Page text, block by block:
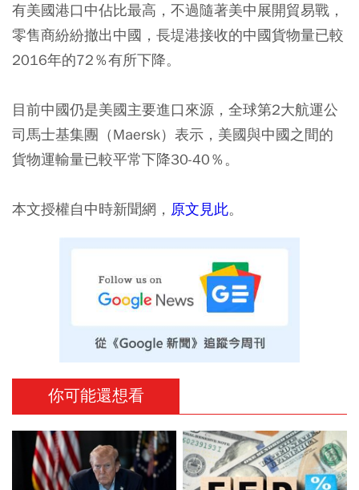
有美國港口中佔比最高，不過隨著美中展開貿易戰，
零售商紛紛撤出中國，長堤港接收的中國貨物量已較
2016年的72％有所下降。
目前中國仍是美國主要進口來源，全球第2大航運公
司馬士基集團（Maersk）表示，美國與中國之間的
貨物運輸量已較平常下降30-40％。
本文授權自中時新聞網， 原文見此。
你可能還想看